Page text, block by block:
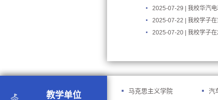
2025-07-29 | 我校华汽
2025-07-22 | 我校学子
2025-07-20 | 我校学子
教学单位 马克思主义学院 汽